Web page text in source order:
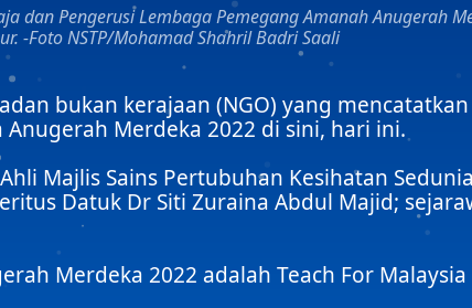
dan Pengerusi Lembaga Pemegang Amanah Anugerah
-Foto NSTP/Mohamad Shahril Badri Saali
bukan kerajaan (NGO) yang
Merdeka 2022 di sini, hari ini.
Majlis Sains Pertubuhan Kesihatan
Datuk Dr Siti Zuraina Abdul Majid;
Merdeka 2022 adalah Teach For